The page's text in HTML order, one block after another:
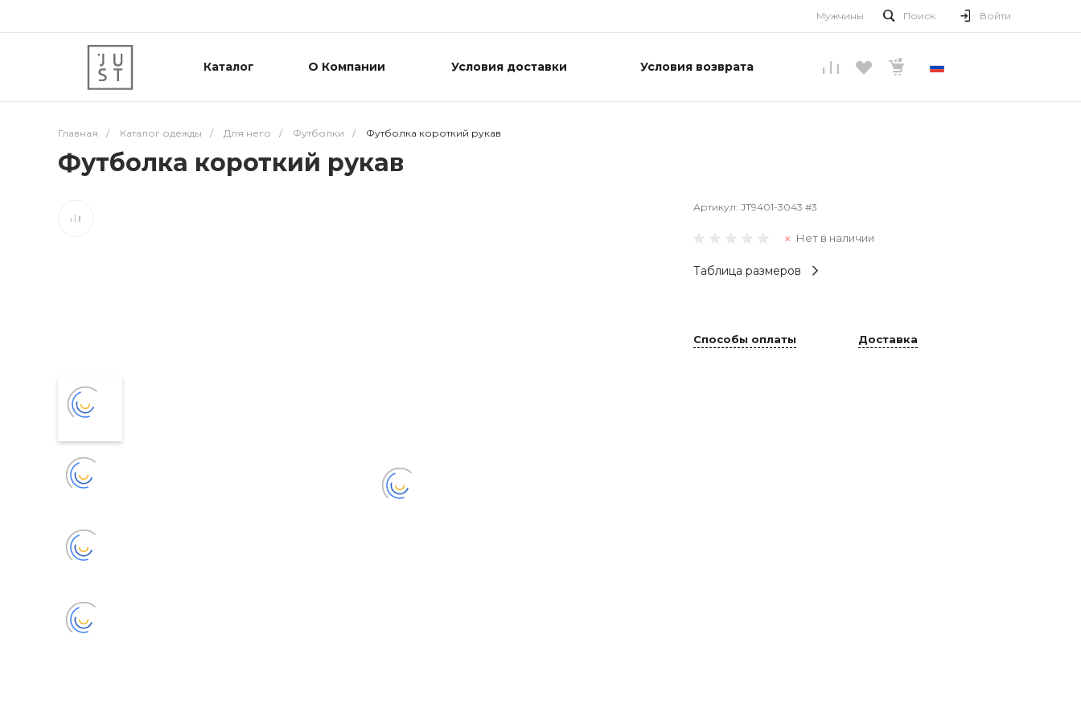
Мужчины Поиск Войти
Каталог О Компании Условия доставки Условия возврата
Главная / Каталог одежды / Для него / Футболки / Футболка короткий рукав
Футболка короткий рукав
Артикул: JT9401-3043 #3
Нет в наличии
Таблица размеров
Способы оплаты Доставка